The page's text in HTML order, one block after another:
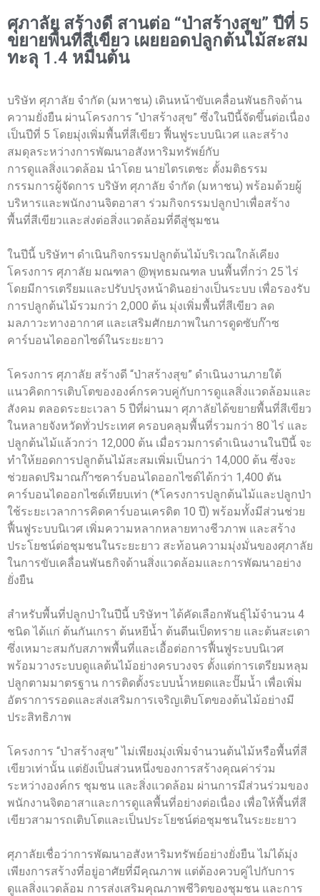
ศุภาลัย สร้างดี สานต่อ “ป่าสร้างสุข” ปีที่ 5
ขยายพื้นที่สีเขียว เผยยอดปลูกต้นไม้สะสม
ทะลุ 1.4 หมื่นต้น
บริษัท ศุภาลัย จำกัด (มหาชน) เดินหน้าขับเคลื่อนพันธกิจด้าน
ความยั่งยืน ผ่านโครงการ “ป่าสร้างสุข” ซึ่งในปีนี้จัดขึ้นต่อเนื่อง
เป็นปีที่ 5 โดยมุ่งเพิ่มพื้นที่สีเขียว ฟื้นฟูระบบนิเวศ และสร้าง
สมดุลระหว่างการพัฒนาอสังหาริมทรัพย์กับ
การดูแลสิ่งแวดล้อม นำโดย นายไตรเตชะ ตั้งมติธรรม
กรรมการผู้จัดการ บริษัท ศุภาลัย จำกัด (มหาชน) พร้อมด้วยผู้
บริหารและพนักงานจิตอาสา ร่วมกิจกรรมปลูกป่าเพื่อสร้าง
พื้นที่สีเขียวและส่งต่อสิ่งแวดล้อมที่ดีสู่ชุมชน
ในปีนี้ บริษัทฯ ดำเนินกิจกรรมปลูกต้นไม้บริเวณใกล้เคียง
โครงการ ศุภาลัย มณฑลา @พุทธมณฑล บนพื้นที่กว่า 25 ไร่
โดยมีการเตรียมและปรับปรุงหน้าดินอย่างเป็นระบบ เพื่อรองรับ
การปลูกต้นไม้รวมกว่า 2,000 ต้น มุ่งเพิ่มพื้นที่สีเขียว ลด
มลภาวะทางอากาศ และเสริมศักยภาพในการดูดซับก๊าซ
คาร์บอนไดออกไซด์ในระยะยาว
โครงการ ศุภาลัย สร้างดี “ป่าสร้างสุข” ดำเนินงานภายใต้
แนวคิดการเติบโตขององค์กรควบคู่กับการดูแลสิ่งแวดล้อมและ
สังคม ตลอดระยะเวลา 5 ปีที่ผ่านมา ศุภาลัยได้ขยายพื้นที่สีเขียว
ในหลายจังหวัดทั่วประเทศ ครอบคลุมพื้นที่รวมกว่า 80 ไร่ และ
ปลูกต้นไม้แล้วกว่า 12,000 ต้น เมื่อรวมการดำเนินงานในปีนี้ จะ
ทำให้ยอดการปลูกต้นไม้สะสมเพิ่มเป็นกว่า 14,000 ต้น ซึ่งจะ
ช่วยลดปริมาณก๊าซคาร์บอนไดออกไซด์ได้กว่า 1,400 ตัน
คาร์บอนไดออกไซด์เทียบเท่า (*โครงการปลูกต้นไม้และปลูกป่า
ใช้ระยะเวลาการคิดคาร์บอนเครดิต 10 ปี) พร้อมทั้งมีส่วนช่วย
ฟื้นฟูระบบนิเวศ เพิ่มความหลากหลายทางชีวภาพ และสร้าง
ประโยชน์ต่อชุมชนในระยะยาว สะท้อนความมุ่งมั่นของศุภาลัย
ในการขับเคลื่อนพันธกิจด้านสิ่งแวดล้อมและการพัฒนาอย่าง
ยั่งยืน
สำหรับพื้นที่ปลูกป่าในปีนี้ บริษัทฯ ได้คัดเลือกพันธุ์ไม้จำนวน 4
ชนิด ได้แก่ ต้นกันเกรา ต้นหยีน้ำ ต้นตีนเป็ดทราย และต้นสะเดา
ซึ่งเหมาะสมกับสภาพพื้นที่และเอื้อต่อการฟื้นฟูระบบนิเวศ
พร้อมวางระบบดูแลต้นไม้อย่างครบวงจร ตั้งแต่การเตรียมหลุม
ปลูกตามมาตรฐาน การติดตั้งระบบน้ำหยดและปั๊มน้ำ เพื่อเพิ่ม
อัตราการรอดและส่งเสริมการเจริญเติบโตของต้นไม้อย่างมี
ประสิทธิภาพ
โครงการ “ป่าสร้างสุข” ไม่เพียงมุ่งเพิ่มจำนวนต้นไม้หรือพื้นที่สี
เขียวเท่านั้น แต่ยังเป็นส่วนหนึ่งของการสร้างคุณค่าร่วม
ระหว่างองค์กร ชุมชน และสิ่งแวดล้อม ผ่านการมีส่วนร่วมของ
พนักงานจิตอาสาและการดูแลพื้นที่อย่างต่อเนื่อง เพื่อให้พื้นที่สี
เขียวสามารถเติบโตและเป็นประโยชน์ต่อชุมชนในระยะยาว
ศุภาลัยเชื่อว่าการพัฒนาอสังหาริมทรัพย์อย่างยั่งยืน ไม่ได้มุ่ง
เพียงการสร้างที่อยู่อาศัยที่มีคุณภาพ แต่ต้องควบคู่ไปกับการ
ดูแลสิ่งแวดล้อม การส่งเสริมคุณภาพชีวิตของชุมชน และการ